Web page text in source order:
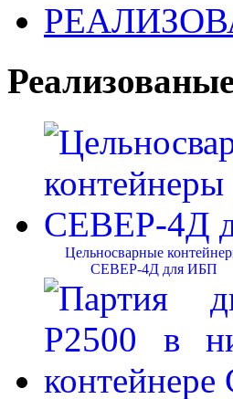
Цельносварные
СЕВЕР-4Д для ИБП